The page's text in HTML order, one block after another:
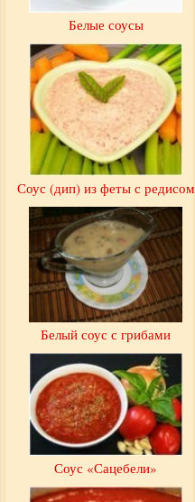
Белые соусы
Соус (дип) из феты с редисом
Белый соус с грибами
Соус «Сацебели»